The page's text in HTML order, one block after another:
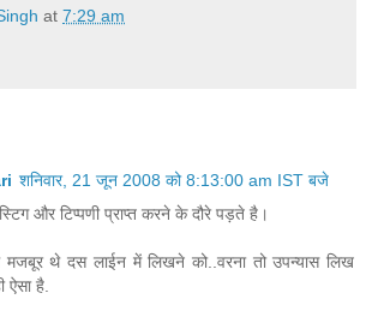
at 7:29 am
शनिवार, 21 जून 2008 को 8:13:00 am IST बजे
और टिप्‍पणी प्राप्‍त करने के दौरे पड़ते है।
मजबूर थे दस लाईन में लिखने को..वरना तो उपन्यास लिख
ऐसा है.